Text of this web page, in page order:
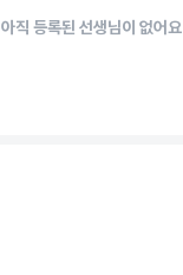
아직 등록된 선생님이 없어요